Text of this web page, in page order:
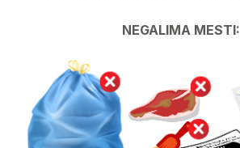
Mišriosios komunalinės atliekos
Metalo atliekos
NEGALIMA MESTI: